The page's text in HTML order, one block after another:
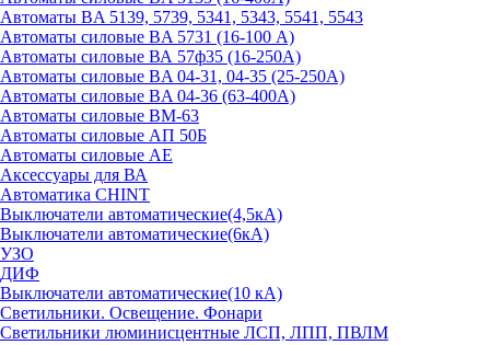
Автоматы BA 5139, 5739, 5341, 5343, 5541, 5543
Автоматы силовые BA 5731 (16-100 А)
Автоматы силовые ВА 57ф35 (16-250А)
Автоматы силовые BA 04-31, 04-35 (25-250А)
Автоматы силовые BA 04-36 (63-400А)
Автоматы силовые ВМ-63
Автоматы силовые АП 50Б
Автоматы силовые АЕ
Аксессуары для ВА
Автоматика CHINT
Выключатели автоматические(4,5кА)
Выключатели автоматические(6кА)
УЗО
ДИФ
Выключатели автоматические(10 кА)
Светильники. Освещение. Фонари
Светильники люминисцентные ЛСП, ЛПП, ПВЛМ